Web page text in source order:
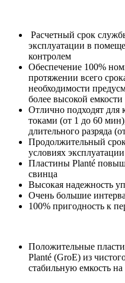
Расчетный срок
эксплуатации в
контролем
Обеспечение 100%
протяжении всего
необходимости
более высокой емкости
Отлично подходят для
токами (от 1 до 60
длительного разряда
Продолжительный
условиях эксплуатации
Пластины Planté
свинца
Высокая надежность
Очень большие
100% пригодность к
Положительные
Planté (GroE) из
стабильную емкость